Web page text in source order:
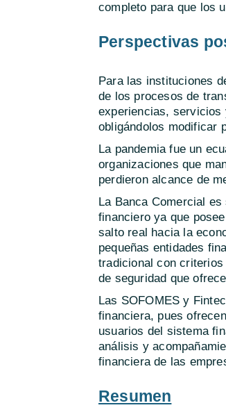
completo para que los
Perspectivas
Para las instituciones
de los procesos de
experiencias, servicios
obligándolos modificar
La pandemia fue un
organizaciones que
perdieron alcance de
La Banca Comercial
financiero ya que
salto real hacia la
pequeñas entidades
tradicional con
de seguridad que
Las SOFOMES y
financiera, pues
usuarios del sistema
análisis y
financiera de las
Resumen